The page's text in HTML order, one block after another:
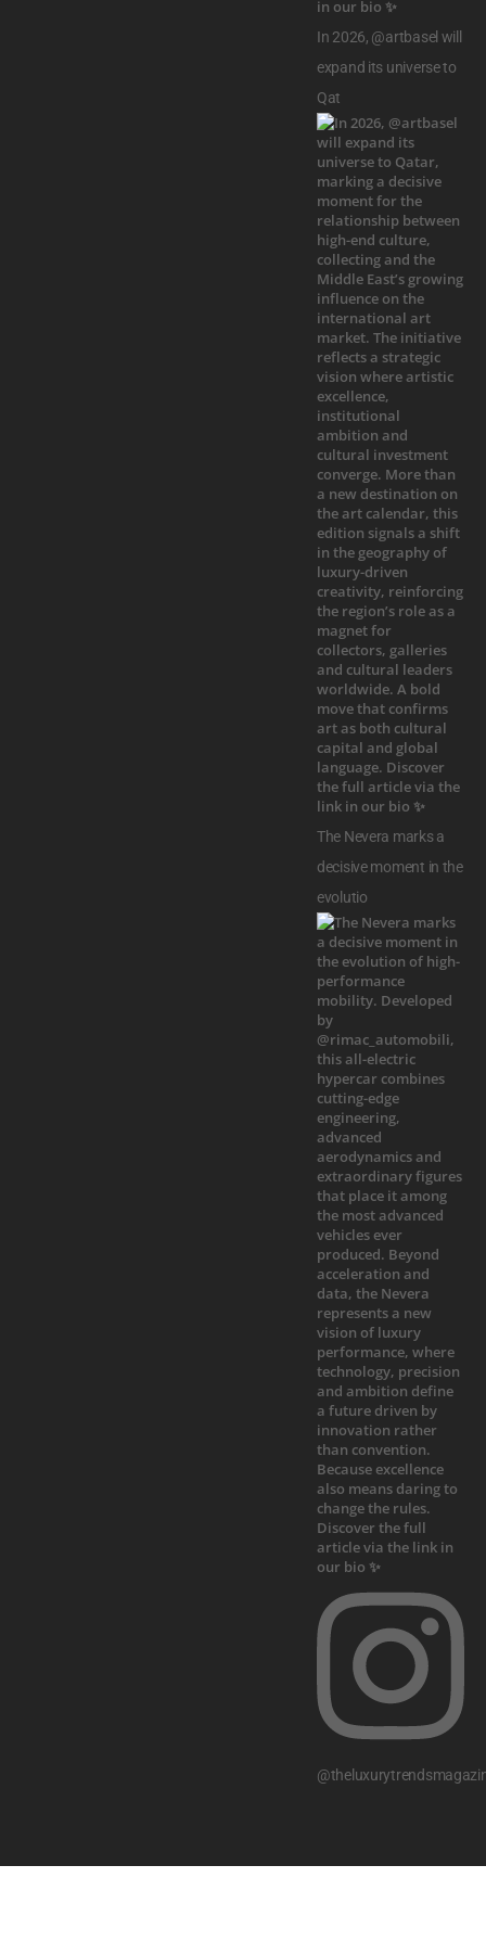
In 2026, @artbasel will
expand its universe to
Qat
The Nevera marks a
decisive moment in the
evolutio